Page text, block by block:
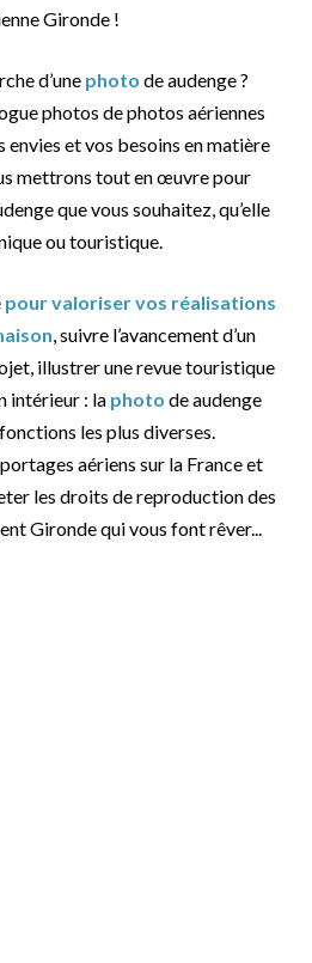
Gironde !
d’une photo de audenge ?
photos de photos aériennes
envies et vos besoins en matière
mettrons tout en œuvre pour
que vous souhaitez, qu’elle
ou touristique.
pour valoriser vos réalisations
, suivre l’avancement d’un
illustrer une revue touristique
intérieur : la photo de audenge
les plus diverses.
aériens sur la France et
les droits de reproduction des
Gironde qui vous font rêver...